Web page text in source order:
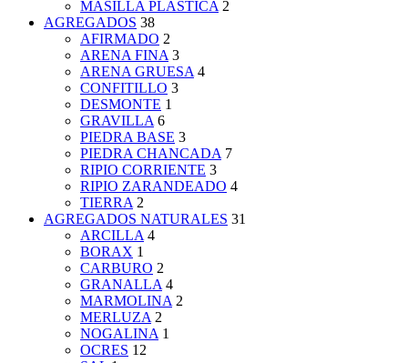
MASILLA PLASTICA 2
AGREGADOS 38
AFIRMADO 2
ARENA FINA 3
ARENA GRUESA 4
CONFITILLO 3
DESMONTE 1
GRAVILLA 6
PIEDRA BASE 3
PIEDRA CHANCADA 7
RIPIO CORRIENTE 3
RIPIO ZARANDEADO 4
TIERRA 2
AGREGADOS NATURALES 31
ARCILLA 4
BORAX 1
CARBURO 2
GRANALLA 4
MARMOLINA 2
MERLUZA 2
NOGALINA 1
OCRES 12